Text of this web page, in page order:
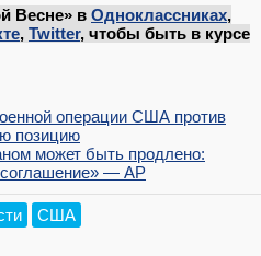
Весне» в Одноклассниках,
, Twitter, чтобы быть в курсе
операции США против
позицию
может быть продлено:
соглашение» — AP
США